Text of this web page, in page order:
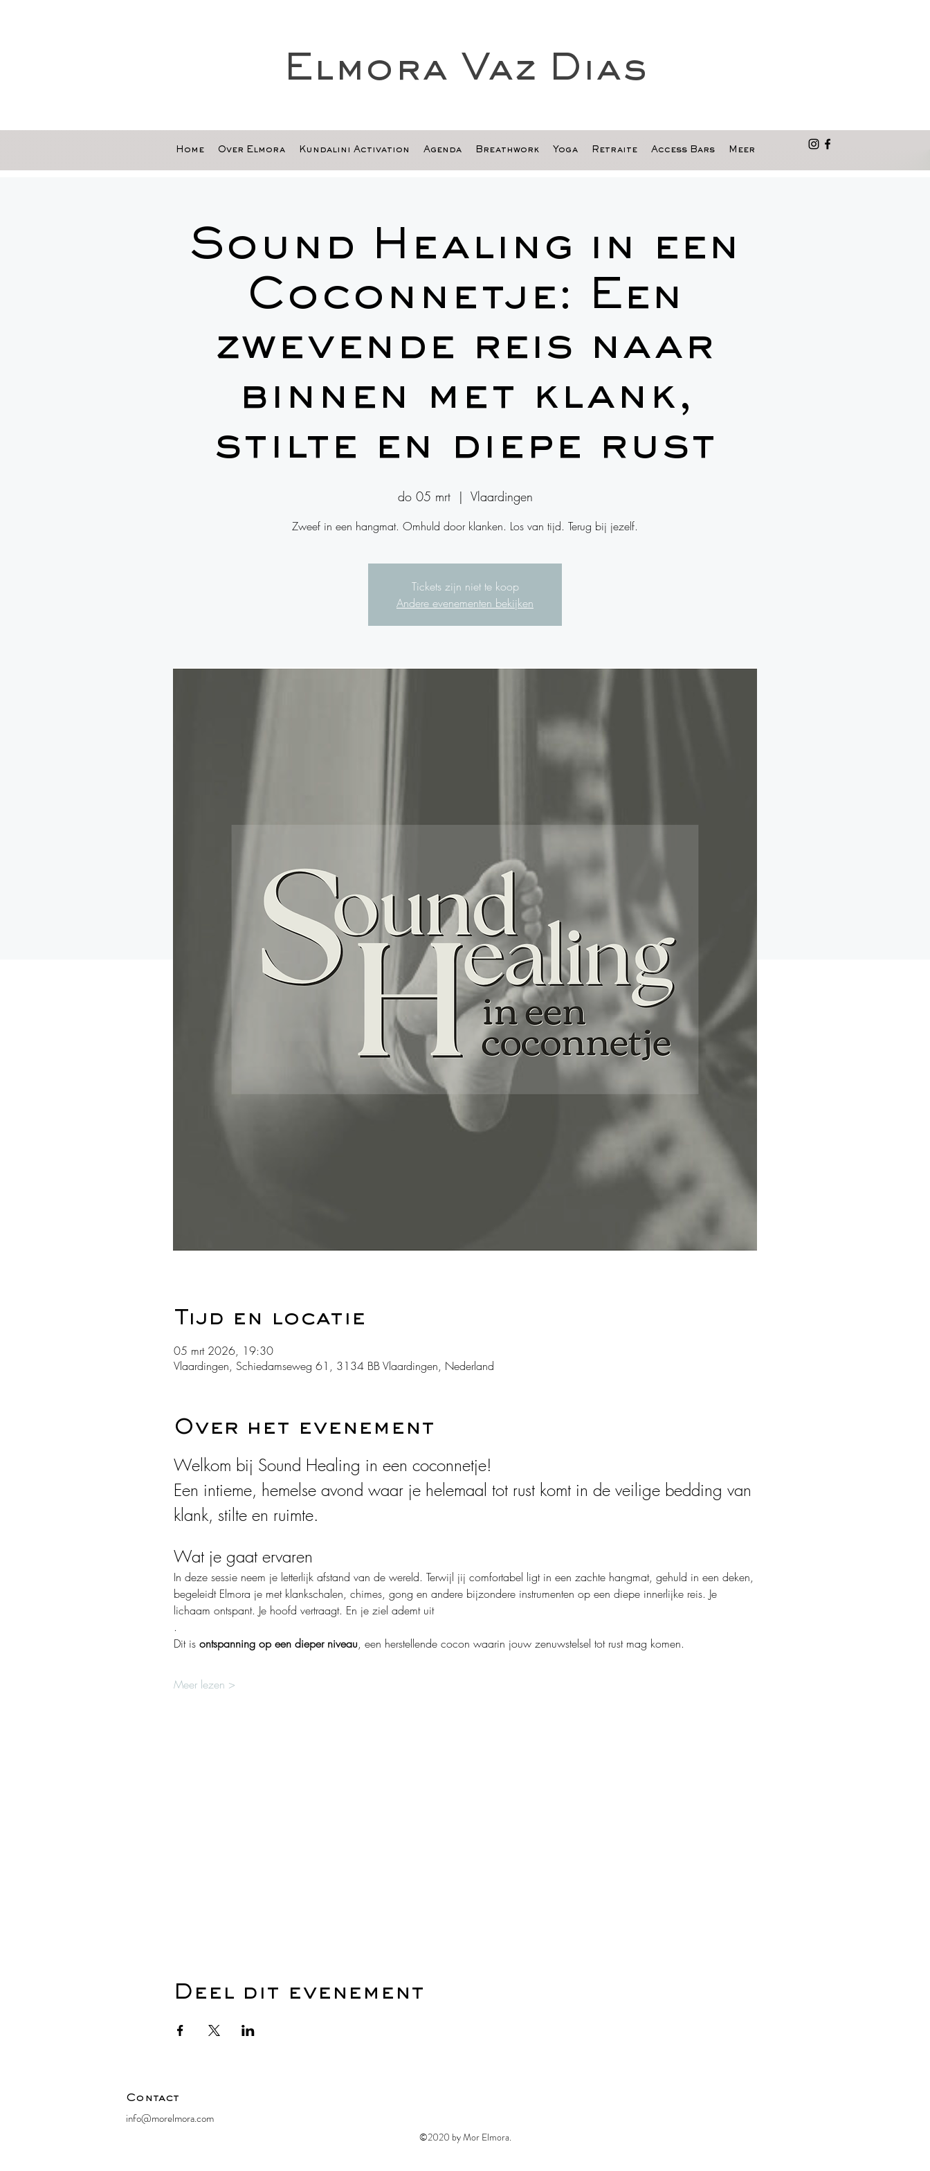
Elmora Vaz Dias
Home Over Elmora Kundalini Activation Agenda Breathwork Yoga Retraite Access Bars Meer
Sound Healing in een
Coconnetje: Een
zwevende reis naar
binnen met klank,
stilte en diepe rust
do 05 mrt
  |
Vlaardingen
Zweef in een hangmat. Omhuld door klanken. Los van tijd. Terug bij jezelf.
Tickets zijn niet te koop
Andere evenementen bekijken
Tijd en locatie
05 mrt 2026, 19:30
Vlaardingen, Schiedamseweg 61, 3134 BB Vlaardingen, Nederland
Over het evenement
Welkom bij Sound Healing in een coconnetje!
Een intieme, hemelse avond waar je helemaal tot rust komt in de veilige bedding van
klank, stilte en ruimte.
Wat je gaat ervaren
In deze sessie neem je letterlijk afstand van de wereld. Terwijl jij comfortabel ligt in een zachte hangmat, gehuld in een deken,
begeleidt Elmora je met klankschalen, chimes, gong en andere bijzondere instrumenten op een diepe innerlijke reis. Je
lichaam ontspant. Je hoofd vertraagt. En je ziel ademt uit
.
Dit is ontspanning op een dieper niveau, een herstellende cocon waarin jouw zenuwstelsel tot rust mag komen.
Meer lezen >
Deel dit evenement
Contact
info@morelmora.com
©2020 by Mor Elmora.